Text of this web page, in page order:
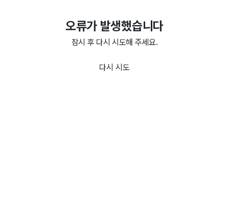
오류가 발생했습니다
잠시 후 다시 시도해 주세요.
다시 시도